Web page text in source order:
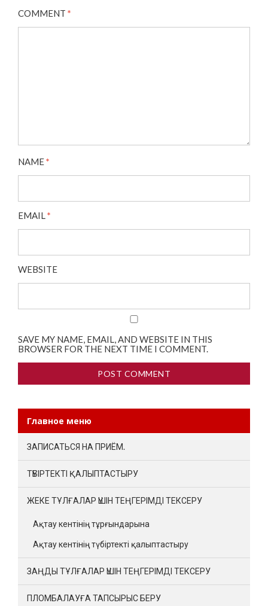
COMMENT *
NAME*
EMAIL*
WEBSITE
SAVE MY NAME, EMAIL, AND WEBSITE IN THIS
BROWSER FOR THE NEXT TIME I COMMENT.
Главное меню
ЗАПИСАТЬСЯ НА ПРИЁМ.
ТҮБІРТЕКТІ ҚАЛЫПТАСТЫРУ
ЖЕКЕ ТҰЛҒАЛАР ҮШІН ТЕҢГЕРІМДІ ТЕКСЕРУ
Ақтау кентінің тұрғындарына
Ақтау кентінің түбіртекті қалыптастыру
ЗАҢДЫ ТҰЛҒАЛАР ҮШІН ТЕҢГЕРІМДІ ТЕКСЕРУ
ПЛОМБАЛАУҒА ТАПСЫРЫС БЕРУ